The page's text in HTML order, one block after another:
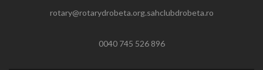
rotary@rotarydrobeta.org.sahclubdrobeta.ro
0040 745 526 896